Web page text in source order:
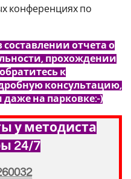
конференциях по
отчета о
прохождении
к
консультацию,
на парковке:-)
у методиста
24/7